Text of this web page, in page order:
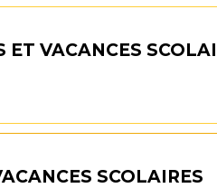
VACANCES
SCOLAIRES